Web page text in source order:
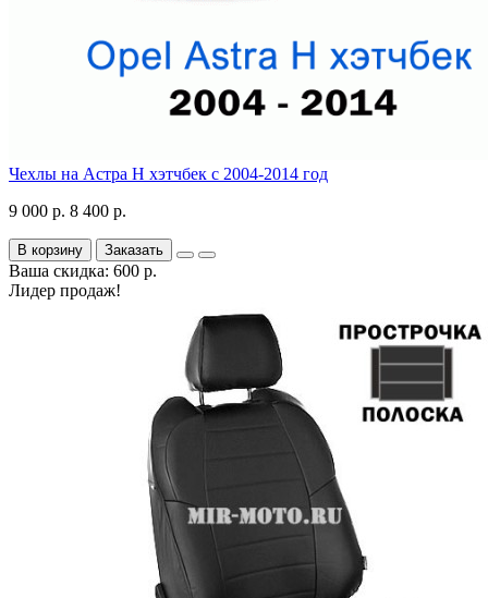
Чехлы на Астра H хэтчбек с 2004-2014 год
9 000 р. 8 400 р.
В корзину Заказать
Ваша скидка: 600 р.
Лидер продаж!